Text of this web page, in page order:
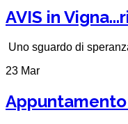
AVIS in
Uno sguardo di
23 Mar